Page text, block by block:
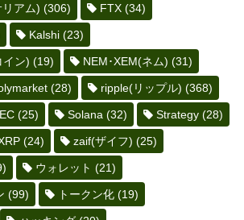
アム) (306) FTX (34)
Kalshi (23)
イン) (19) NEM･XEM(ネム) (31)
(28) ripple(リップル) (368)
(25) Solana (32) Strategy (28)
(24) zaif(ザイフ) (25)
ウォレット (21)
(99) トークン化 (19)